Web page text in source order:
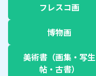
フレスコ画
博物画
美術書（画集・写生
帖・古書）